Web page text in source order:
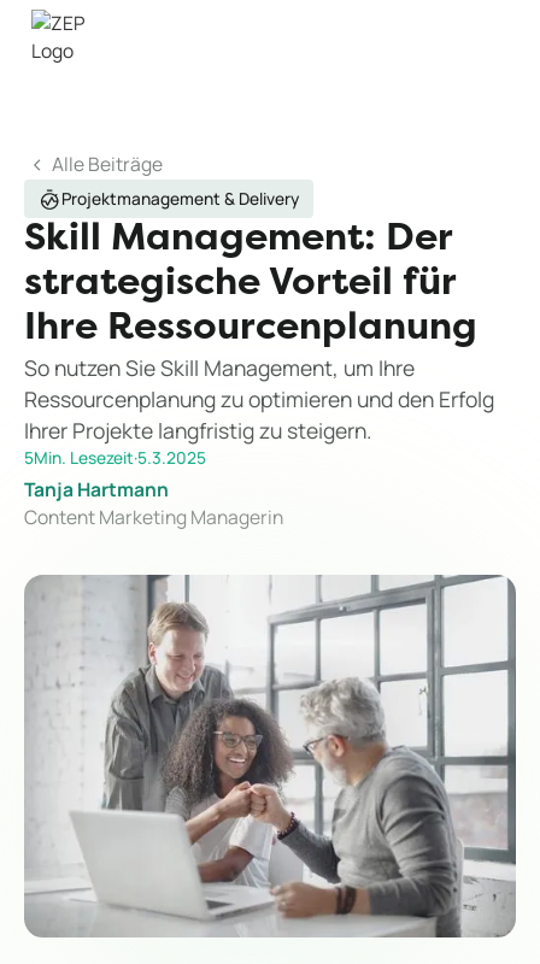
Alle Beiträge
Projektmanagement & Delivery
Skill Management: Der
strategische Vorteil für
Ihre Ressourcenplanung
So nutzen Sie Skill Management, um Ihre
Ressourcenplanung zu optimieren und den Erfolg
Ihrer Projekte langfristig zu steigern.
5Min. Lesezeit·5.3.2025
Tanja Hartmann
Content Marketing Managerin